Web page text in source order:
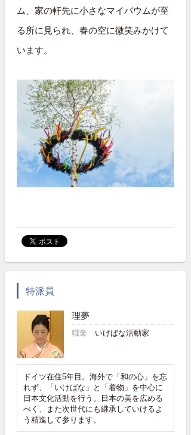
ム、家の軒先に小さなマイバウムが至
る所に見られ、春の空に微笑みかけて
います。
特派員
理夢
職業 いけばな活動家
ドイツ在住5年目。海外で「和の心」を忘
れず、「いけばな」と「着物」を中心に
日本文化活動を行う。日本の美を広める
べく、また次世代にも継承していけるよ
う精進して参ります。